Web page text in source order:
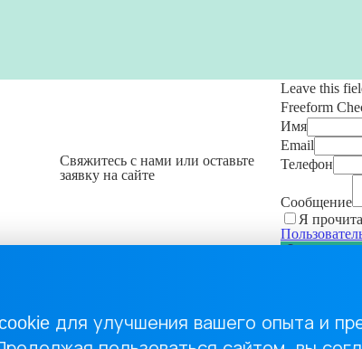
Свяжитесь с нами или оставьте
заявку на сайте
Leave this
Freeform
Имя
Email
Телефон
Сообщение
Я
Отправить
товаров и
для улучшения вашего опыта и